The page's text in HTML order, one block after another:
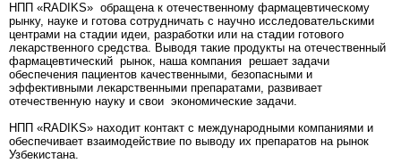
НПП «RADIKS» обращена к отечественному фармацевтическому
рынку, науке и готова сотрудничать с научно исследовательскими
центрами на стадии идеи, разработки или на стадии готового
лекарственного средства. Выводя такие продукты на отечественный
фармацевтический рынок, наша компания решает задачи
обеспечения пациентов качественными, безопасными и
эффективными лекарственными препаратами, развивает
отечественную науку и свои экономические задачи.
НПП «RADIKS» находит контакт с международными компаниями и
обеспечивает взаимодействие по выводу их препаратов на рынок
Узбекистана.